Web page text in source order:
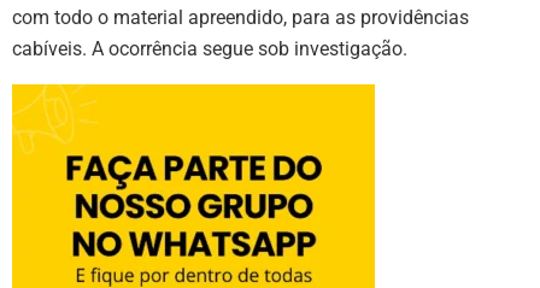
com todo o material apreendido, para as providências
cabíveis. A ocorrência segue sob investigação.